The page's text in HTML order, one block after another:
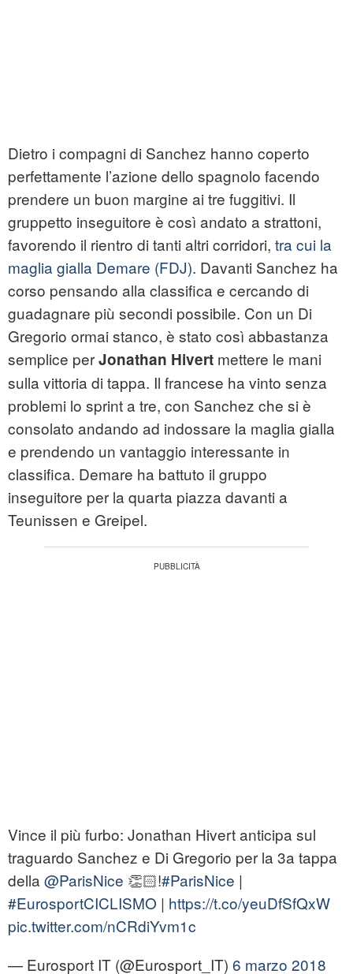
Dietro i compagni di Sanchez hanno coperto
perfettamente l’azione dello spagnolo facendo
prendere un buon margine ai tre fuggitivi. Il
gruppetto inseguitore è così andato a strattoni,
favorendo il rientro di tanti altri corridori, tra cui la
maglia gialla Demare (FDJ). Davanti Sanchez ha
corso pensando alla classifica e cercando di
guadagnare più secondi possibile. Con un Di
Gregorio ormai stanco, è stato così abbastanza
semplice perJonathan Hivert mettere le mani
sulla vittoria di tappa. Il francese ha vinto senza
problemi lo sprint a tre, con Sanchez che si è
consolato andando ad indossare la maglia gialla
e prendendo un vantaggio interessante in
classifica. Demare ha battuto il gruppo
inseguitore per la quarta piazza davanti a
Teunissen e Greipel.
Vince il più furbo: Jonathan Hivert anticipa sul
traguardo Sanchez e Di Gregorio per la 3a tappa
della @ParisNice 👏🏻!#ParisNice |
#EurosportCICLISMO | https://t.co/yeuDfSfQxW
pic.twitter.com/nCRdiYvm1c
— Eurosport IT (@Eurosport_IT) 6 marzo 2018